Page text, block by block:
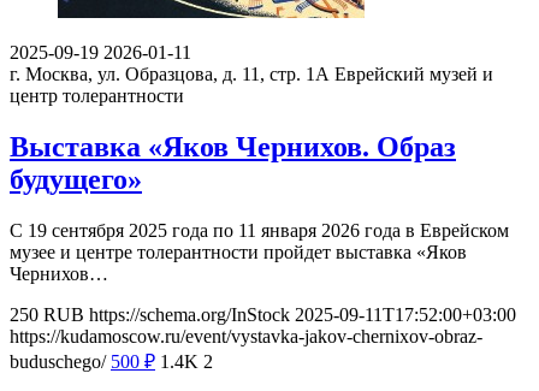
2025-09-19 2026-01-11
г. Москва, ул. Образцова, д. 11, стр. 1А Еврейский музей и
центр толерантности
Выставка «Яков Чернихов. Образ
будущего»
С 19 сентября 2025 года по 11 января 2026 года в Еврейском
музее и центре толерантности пройдет выставка «Яков
Чернихов…
250 RUB https://schema.org/InStock 2025-09-11T17:52:00+03:00
https://kudamoscow.ru/event/vystavka-jakov-chernixov-obraz-
buduschego/ 500 ₽ 1.4K 2